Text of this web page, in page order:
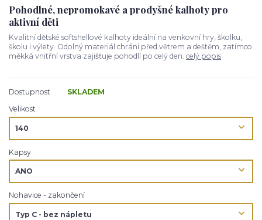
Pohodlné, nepromokavé a prodyšné kalhoty pro
aktivní děti
Kvalitní dětské softshellové kalhoty ideální na venkovní hry, školku,
školu i výlety. Odolný materiál chrání před větrem a deštěm, zatímco
měkká vnitřní vrstva zajišťuje pohodlí po celý den. celý popis
Dostupnost
SKLADEM
Velikost
Kapsy
Nohavice - zakončení